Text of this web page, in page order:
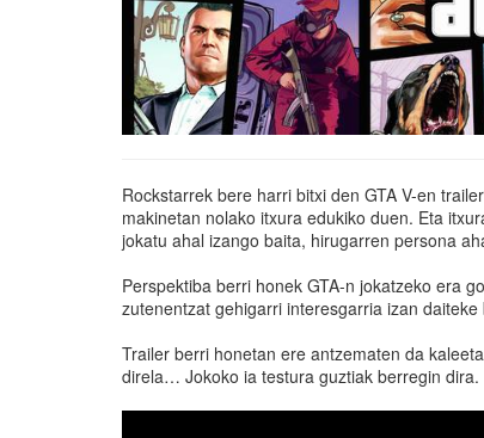
Rockstarrek bere harri bitxi den GTA V-en
makinetan nolako itxura edukiko duen. Eta
jokatu ahal izango baita, hirugarren persona
Perspektiba berri honek GTA-n jokatzeko era
zutenentzat gehigarri interesgarria izan
Trailer berri honetan ere antzematen da
direla… Jokoko ia testura guztiak berregin dira.